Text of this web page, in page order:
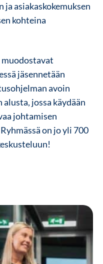
asiakaskokemuksen
kohteina
jäsennetään
avoin
alusta, jossa käydään
johtamisen
on jo yli 700